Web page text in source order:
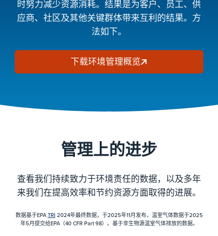
时努力减少资源消耗。结果是为客户、员工、供
应商、社区及其他关键群体带来互利的结果。方
法如下。
下载环境管理概览
管理上的进步
查看我们持续致力于环境责任的数据，以及多年
来我们在提高效率和节约资源方面取得的进展。
数据基于EPATRI 2024年最终数据，于2025年11月发布，温室气体数据于2025
年5月提交给EPA（40 CFR Part 98）。基于非生物源温室气体排放的数据。